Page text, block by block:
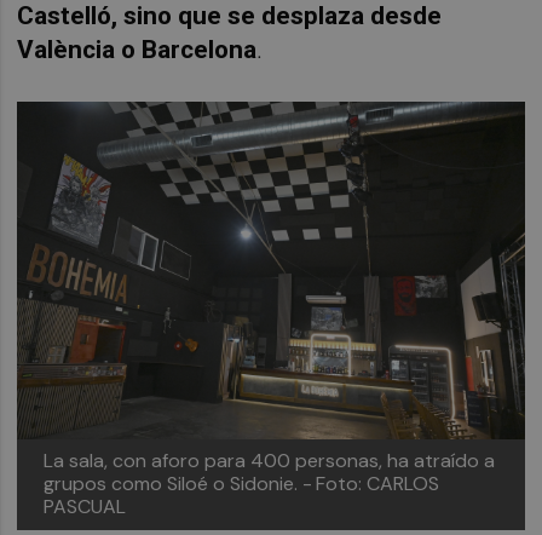
Castelló, sino que se desplaza desde
València o Barcelona.
La sala, con aforo para 400 personas, ha atraído a
grupos como Siloé o Sidonie. - Foto: CARLOS
PASCUAL